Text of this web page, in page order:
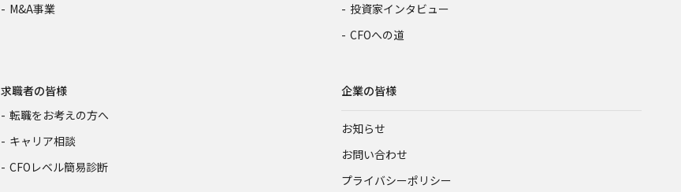
M&A事業
投資家インタビュー
CFOへの道
求職者の皆様
転職をお考えの方へ
キャリア相談
CFOレベル簡易診断
企業の皆様
お知らせ
お問い合わせ
プライバシーポリシー